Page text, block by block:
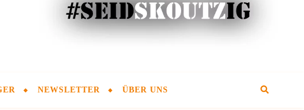
NEWSLETTER ÜBER UNS